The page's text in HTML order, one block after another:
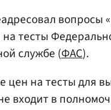
вопросы
тесты
службе (ФАС).
цен на тесты для
входит в